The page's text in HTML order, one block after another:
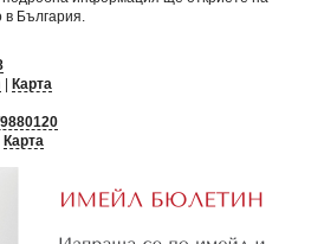
в България
Карта
Карта